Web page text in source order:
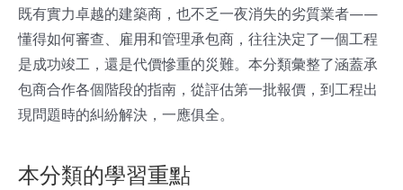
既有實力卓越的建築商，也不乏一夜消失的劣質業者——
懂得如何審查、雇用和管理承包商，往往決定了一個工程
是成功竣工，還是代價慘重的災難。本分類彙整了涵蓋承
包商合作各個階段的指南，從評估第一批報價，到工程出
現問題時的糾紛解決，一應俱全。
本分類的學習重點